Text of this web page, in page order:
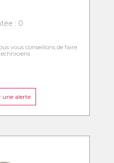
: 0
vous conseillons de faire
une alerte